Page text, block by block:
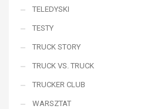
TELEDYSKI
TESTY
TRUCK STORY
TRUCK VS. TRUCK
TRUCKER CLUB
WARSZTAT